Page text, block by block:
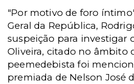
"Por motivo de foro
Geral da República,
suspeição para investigar
Oliveira, citado no âmbito
peemedebista foi
premiada de Nelson José